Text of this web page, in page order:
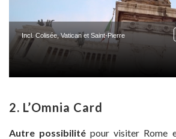
2. L’Omnia Card
Autre possibilité pour visiter Rome